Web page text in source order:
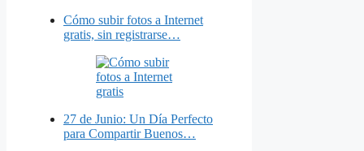
Cómo subir fotos a Internet
gratis, sin registrarse…
27 de Junio: Un Día Perfecto
para Compartir Buenos…